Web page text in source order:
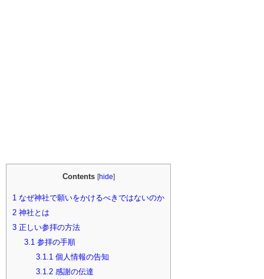
Contents [hide]
1 なぜ神社で願いをかけるべきではないのか
2 神社とは
3 正しい参拝の方法
3.1 参拝の手順
3.1.1 個人情報の告知
3.1.2感謝の伝達